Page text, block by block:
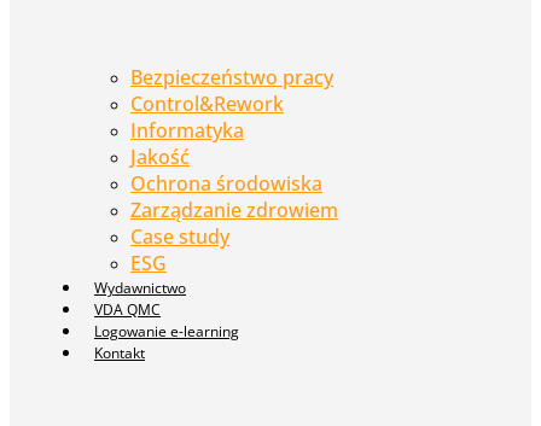
Bezpieczeństwo pracy
Control&Rework
Informatyka
Jakość
Ochrona środowiska
Zarządzanie zdrowiem
Case study
ESG
Wydawnictwo
VDA QMC
Logowanie e-learning
Kontakt